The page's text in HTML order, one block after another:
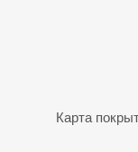
Карта